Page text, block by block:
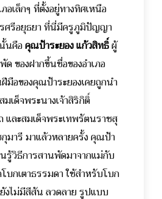
อเล็กๆ ที่ตั้งอยู่ทางทิศเหนือ
ศรีอยุธยา ที่นี่มีครูภูมิปัญญา
นคือคุณป้าระยอง แก้วสิทธิ์ผู้
ของฝากขึ้นชื่อของอำเภอ
อของคุณป้าระยองเคยถูกนำ
เด็จพระนางเจ้าสิริกิติ์
ละสมเด็จพระเทพรัตนราชสุ
มารี มาแล้วหลายครั้ง คุณป้า
นรู้วิธีการสานพัดมาจากแม่กับ
บกเตาธรรมดา ใช้สำหรับโบก
งไม่มีสีสัน ลวดลาย รูปแบบ